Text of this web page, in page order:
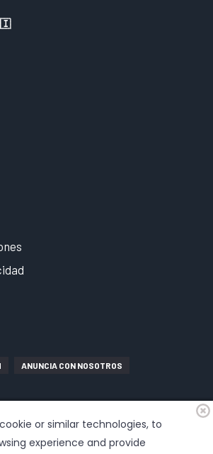
ANUNCIA CON NOSOTROS
or similar technologies, to
experience and provide